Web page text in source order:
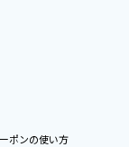
ポンの使い方